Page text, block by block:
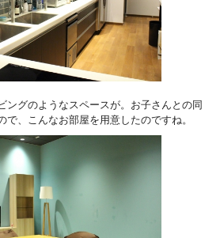
ングのようなスペースが。お子さんとの同
、こんなお部屋を用意したのですね。